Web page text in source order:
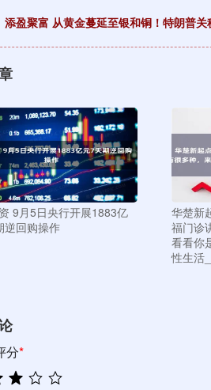
添盈聚富 从黄金蔓延至银和铜！特朗普
9月5日央行开展1883亿
逆回购操作
华楚新
福门诊
看看你
性生活
分*